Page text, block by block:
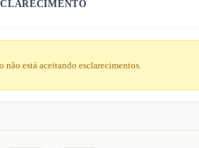
não está aceitando esclarecimentos.